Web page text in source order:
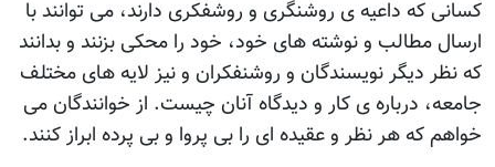
کسانی که داعيه ی روشنگری و روشفکری دارند، می توانند با
ارسال مطالب و نوشته های خود، خود را محکی بزنند و بدانند
که نظر ديگر نويسندگان و روشنفکران و نيز لايه های مختلف
جامعه، درباره ی کار و ديدگاه آنان چيست. از خوانندگان می
خواهم که هر نظر و عقيده ای را بی پروا و بی پرده ابراز کنند.